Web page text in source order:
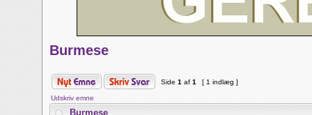
Burmese
Side 1 af 1 [ 1 indlæg ]
Udskriv emne
Burmese